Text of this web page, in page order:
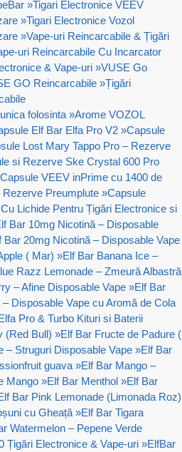
»Tigari Electronice VEEV
»Tigari Electronice Vozol
»Vape-uri Reincarcabile & Țigări
uri Reincarcabile Cu Incarcator
& Vape-uri »VUSE Go
GO Reincarcabile »Țigări
folosinta »Arome VOZOL
Elf Bar Elfa Pro V2 »Capsule
Lost Mary Tappo Pro – Rezerve
si Rezerve Ske Crystal 600 Pro
Capsule VEEV inPrime cu 1400 de
Preumplute »Capsule
Lichide Pentru Țigări Electronice si
Bar 10mg Nicotină – Disposable
Bar 20mg Nicotină – Disposable Vape
( Mar) »Elf Bar Banana Ice –
Razz Lemonade – Zmeură Albastră
– Afine Disposable Vape »Elf Bar
– Disposable Vape cu Aromă de Cola
Pro & Turbo Kituri si Baterii
(Red Bull) »Elf Bar Fructe de Padure (
– Struguri Disposable Vape »Elf Bar
guava »Elf Bar Mango –
Mango »Elf Bar Menthol »Elf Bar
Bar Pink Lemonade (Limonada Roz)
cu Gheață »Elf Bar Tigara
Watermelon – Pepene Verde
Țigări Electronice & Vape-uri »ElfBar